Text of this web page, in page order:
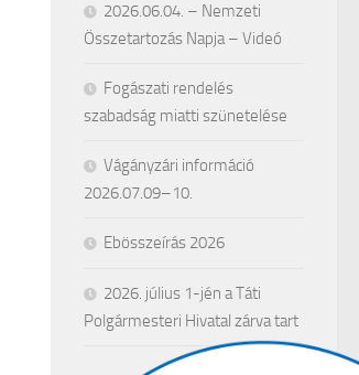
2026.06.04. – Nemzeti
Összetartozás Napja – Videó
Fogászati rendelés
szabadság miatti szünetelése
Vágányzári információ
2026.07.09–10.
Ebösszeírás 2026
2026. július 1-jén a Táti
Polgármesteri Hivatal zárva tart